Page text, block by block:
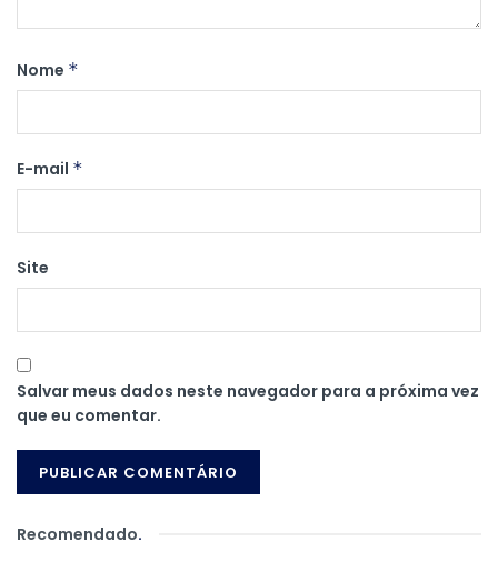
Nome *
E-mail *
Site
Salvar meus dados neste navegador para a próxima vez
que eu comentar.
Recomendado.